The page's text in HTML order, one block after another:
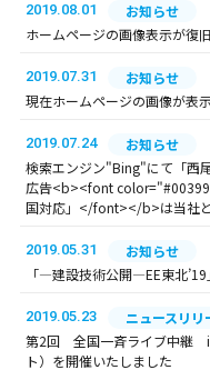
2019.08.01
お知らせ
ホームページの画像表示が復
2019.07.31
お知らせ
現在ホームページの画像が表
2019.07.24
お知らせ
検索エンジン"Bing"にて「西
広告<b><font
国対応」</font></b>は当社と
2019.05.31
お知らせ
「―建設技術公開―EE東北
2019.05.23
ニュースリリ
第2回 全国一斉ライブ中継 i-
ト）を開催いたしました